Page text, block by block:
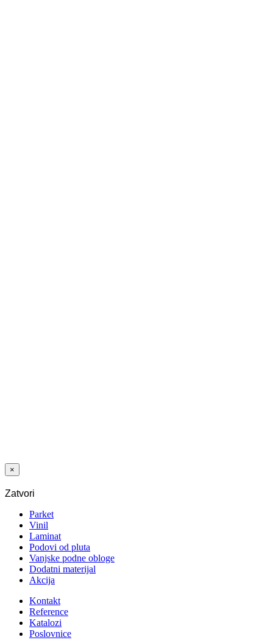
×
Zatvori
Parket
Vinil
Laminat
Podovi od pluta
Vanjske podne obloge
Dodatni materijal
Akcija
Kontakt
Reference
Katalozi
Poslovnice